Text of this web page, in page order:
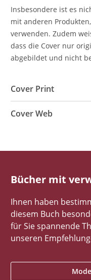
Insbesondere ist es
mit anderen
verwenden. Zudem
dass die Cover nur
abgebildet und nicht
Cover Print
Cover Web
Bücher mit
Ihnen haben
diesem Buch
für Sie spannende
unseren